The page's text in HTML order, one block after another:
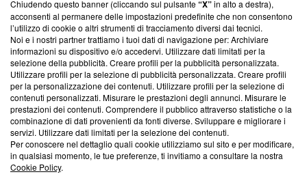
Team editoriale
Corporate
Redazione
Informativa Privacy
Cookie Policy
Blasting SA, IDI CHE-247.845.224, Via Carlo Frasca, 3 - 6900
Lugano (Svizzera) Tel:+39 0690258937
© 2026 Blasting News
Chiudendo questo banner (cliccando sul pulsante“X”in alto a destra),
acconsenti al permanere delle impostazioni predefinite che non consentono
l’utilizzo di cookie o altri strumenti di tracciamento diversi dai tecnici.
Noi e i nostri partner trattiamo i tuoi dati di navigazione per: Archiviare
informazioni su dispositivo e/o accedervi. Utilizzare dati limitati per la
selezione della pubblicità. Creare profili per la pubblicità personalizzata.
Utilizzare profili per la selezione di pubblicità personalizzata. Creare profili
per la personalizzazione dei contenuti. Utilizzare profili per la selezione di
contenuti personalizzati. Misurare le prestazioni degli annunci. Misurare le
prestazioni dei contenuti. Comprendere il pubblico attraverso statistiche o la
combinazione di dati provenienti da fonti diverse. Sviluppare e migliorare i
servizi. Utilizzare dati limitati per la selezione dei contenuti.
Per conoscere nel dettaglio quali cookie utilizziamo sul sito e per modificare,
in qualsiasi momento, le tue preferenze, ti invitiamo a consultare la nostra
Cookie Policy.